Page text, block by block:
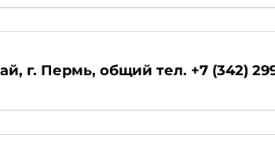
г. Пермь, общий тел. +7 (342)